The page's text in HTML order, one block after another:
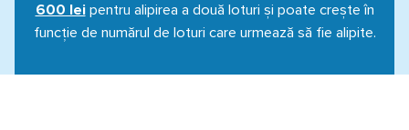
600 leipentru alipirea a două loturi și poate crește în
funcție de numărul de loturi care urmează să fie alipite.